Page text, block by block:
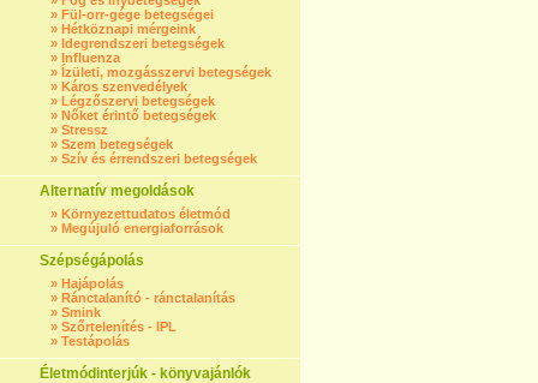
» Fül-orr-gége betegségei
» Hétköznapi mérgeink
» Idegrendszeri betegségek
» Influenza
» Ízületi, mozgásszervi betegségek
» Káros szenvedélyek
» Légzőszervi betegségek
» Nőket érintő betegségek
» Stressz
» Szem betegségek
» Szív és érrendszeri betegségek
Alternatív megoldások
» Környezettudatos életmód
» Megújuló energiaforrások
Szépségápolás
» Hajápolás
» Ránctalanító - ránctalanítás
» Smink
» Szőrtelenítés - IPL
» Testápolás
Életmódinterjúk - könyvajánlók